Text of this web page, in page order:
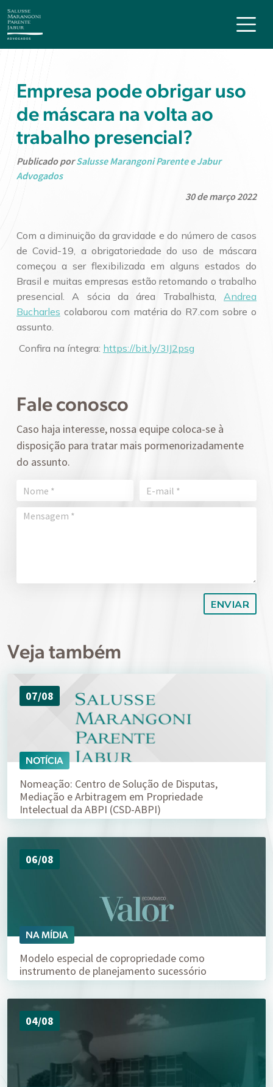
Empresa pode obrigar uso
de máscara na volta ao
trabalho presencial?
Publicado porSalusse Marangoni Parente e Jabur
Advogados
30 de março 2022
Com a diminuição da gravidade e do número de casos
de Covid-19, a obrigatoriedade do uso de máscara
começou a ser flexibilizada em alguns estados do
Brasil e muitas empresas estão retomando o trabalho
presencial. A sócia da área Trabalhista, Andrea
Bucharles colaborou com matéria do R7.com sobre o
assunto.
Confira na íntegra: https://bit.ly/3IJ2psg
Fale conosco
Caso haja interesse, nossa equipe coloca-se à
disposição para tratar mais pormenorizadamente
do assunto.
Veja também
07/08
NOTÍCIA
Nomeação: Centro de Solução de Disputas,
Mediação e Arbitragem em Propriedade
Intelectual da ABPI (CSD-ABPI)
06/08
NA MÍDIA
Modelo especial de copropriedade como
instrumento de planejamento sucessório
04/08